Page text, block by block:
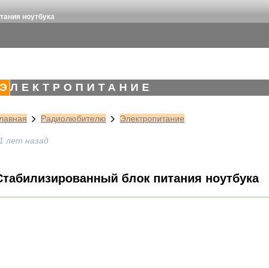
ноутбука
ЭЛЕКТРОПИТАНИЕ
Радиолюбителю Электропитание
лет назад
блок питания ноутбука